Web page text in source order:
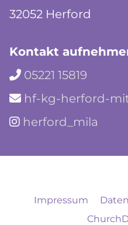
32052 Herford
Kontakt
 05221 15819
 hf-kg-herford-
 herford_mila
Impressum